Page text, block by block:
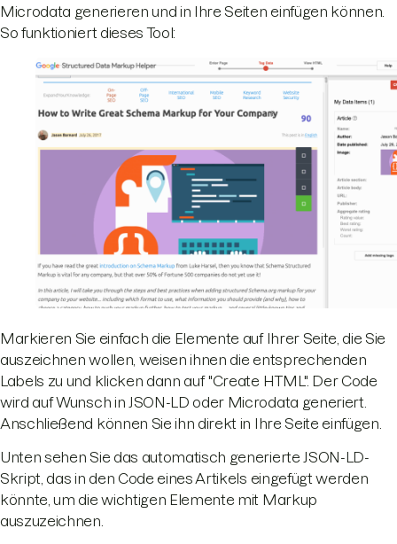
Microdata generieren und in Ihre Seiten einfügen können.
So funktioniert dieses Tool:
Markieren Sie einfach die Elemente auf Ihrer Seite, die Sie
auszeichnen wollen, weisen ihnen die entsprechenden
Labels zu und klicken dann auf "Create HTML". Der Code
wird auf Wunsch in JSON-LD oder Microdata generiert.
Anschließend können Sie ihn direkt in Ihre Seite einfügen.
Unten sehen Sie das automatisch generierte JSON-LD-
Skript, das in den Code eines Artikels eingefügt werden
könnte, um die wichtigen Elemente mit Markup
auszuzeichnen.